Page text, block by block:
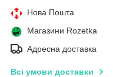
Нова Пошта
Магазини Rozetka
Адресна доставка
Всі умови доставки